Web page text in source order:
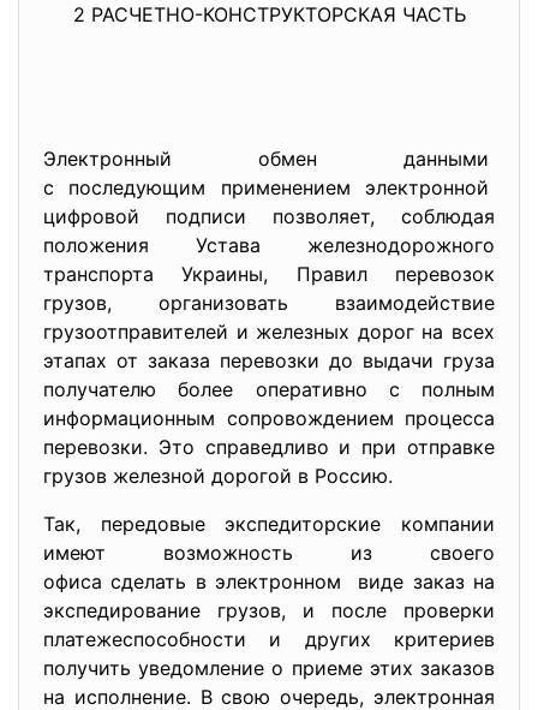
2 РАСЧЕТНО-КОНСТРУКТОРСКАЯ ЧАСТЬ
Электронный обмен данными
с последующим применением электронной
цифровой подписи позволяет, соблюдая
положения Устава железнодорожного
транспорта Украины, Правил перевозок
грузов, организовать взаимодействие
грузоотправителей и железных дорог на всех
этапах от заказа перевозки до выдачи груза
получателю более оперативно с полным
информационным сопровождением процесса
перевозки. Это справедливо и при отправке
грузов железной дорогой в Россию.
Так, передовые экспедиторские компании
имеют возможность из своего
офиса сделать в электронном виде заказ на
экспедирование грузов, и после проверки
платежеспособности и других критериев
получить уведомление о приеме этих заказов
на исполнение. В свою очередь, электронная